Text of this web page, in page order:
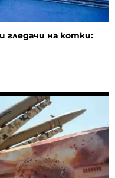
гледачи на котки: